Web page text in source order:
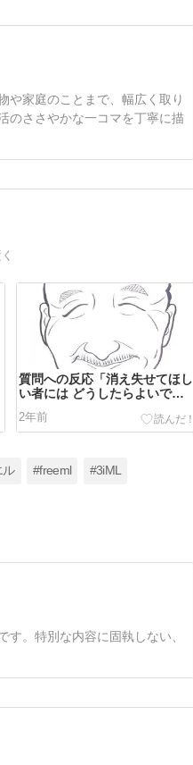
や家庭のことまで、幅広く取り
のささやかな一コマを丁寧に描
質問への反応「消え失せてほし
い者には どうしたらよいです
か」
2年前
ル #freeml #3iML
。特別な内容に固執しない、